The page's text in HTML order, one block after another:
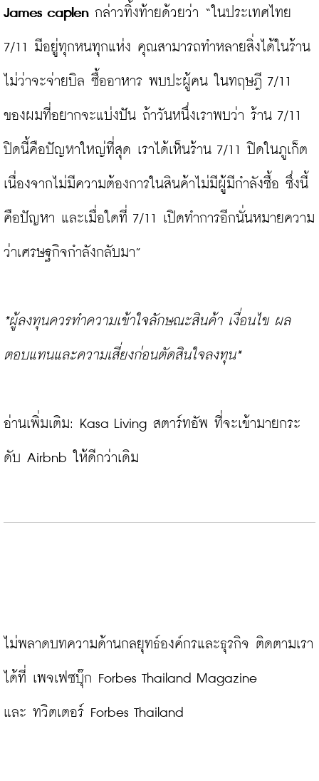
James caplen กล่าวทิ้งท้ายด้วยว่า “ในประเทศไทย
7/11 มีอยู่ทุกหนทุกแห่ง คุณสามารถทำหลายสิ่งได้ในร้าน
ไม่ว่าจะจ่ายบิล ซื้ออาหาร พบปะผู้คน ในทฤษฎี 7/11
ของผมที่อยากจะแบ่งปัน ถ้าวันหนึ่งเราพบว่า ร้าน 7/11
ปิดนี้คือปัญหาใหญ่ที่สุด เราได้เห็นร้าน 7/11 ปิดในภูเก็ต
เนื่องจากไม่มีความต้องการในสินค้าไม่มีผู้มีกำลังซื้อ ซึ่งนี้
คือปัญหา และเมื่อใดที่ 7/11 เปิดทำการอีกนั่นหมายความ
ว่าเศรษฐกิจกำลังกลับมา”
*ผู้ลงทุนควรทำความเข้าใจลักษณะสินค้า เงื่อนไข ผล
ตอบแทนและความเสี่ยงก่อนตัดสินใจลงทุน*
อ่านเพิ่มเติม: Kasa Living สตาร์ทอัพ ที่จะเข้ามายกระ
ดับ Airbnb ให้ดีกว่าเดิม
ไม่พลาดบทความด้านกลยุทธ์องค์กรและธุรกิจ ติดตามเรา
ได้ที่ เพจเฟซบุ๊ก Forbes Thailand Magazine
และ ทวิตเตอร์ Forbes Thailand